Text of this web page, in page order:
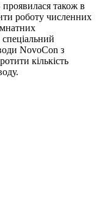
також в
роботу численних
NovoCon з
кількість